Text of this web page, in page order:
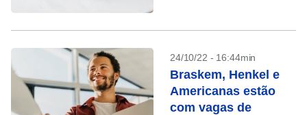
24/10/22 - 16:44min
Braskem, Henkel e
Americanas estão
com vagas de